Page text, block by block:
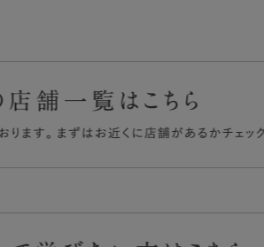
干の色・性状の変化がみられますが、品質